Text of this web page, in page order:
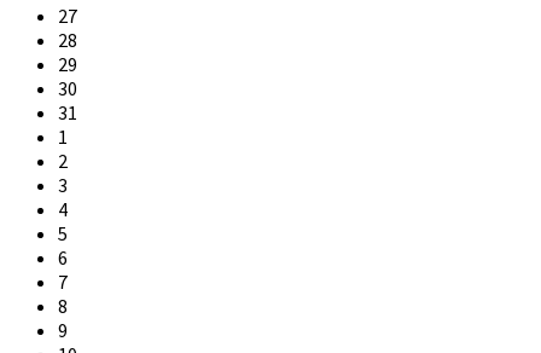
Skip
calendar
days
27
28
29
30
31
1
2
3
4
5
6
7
8
9